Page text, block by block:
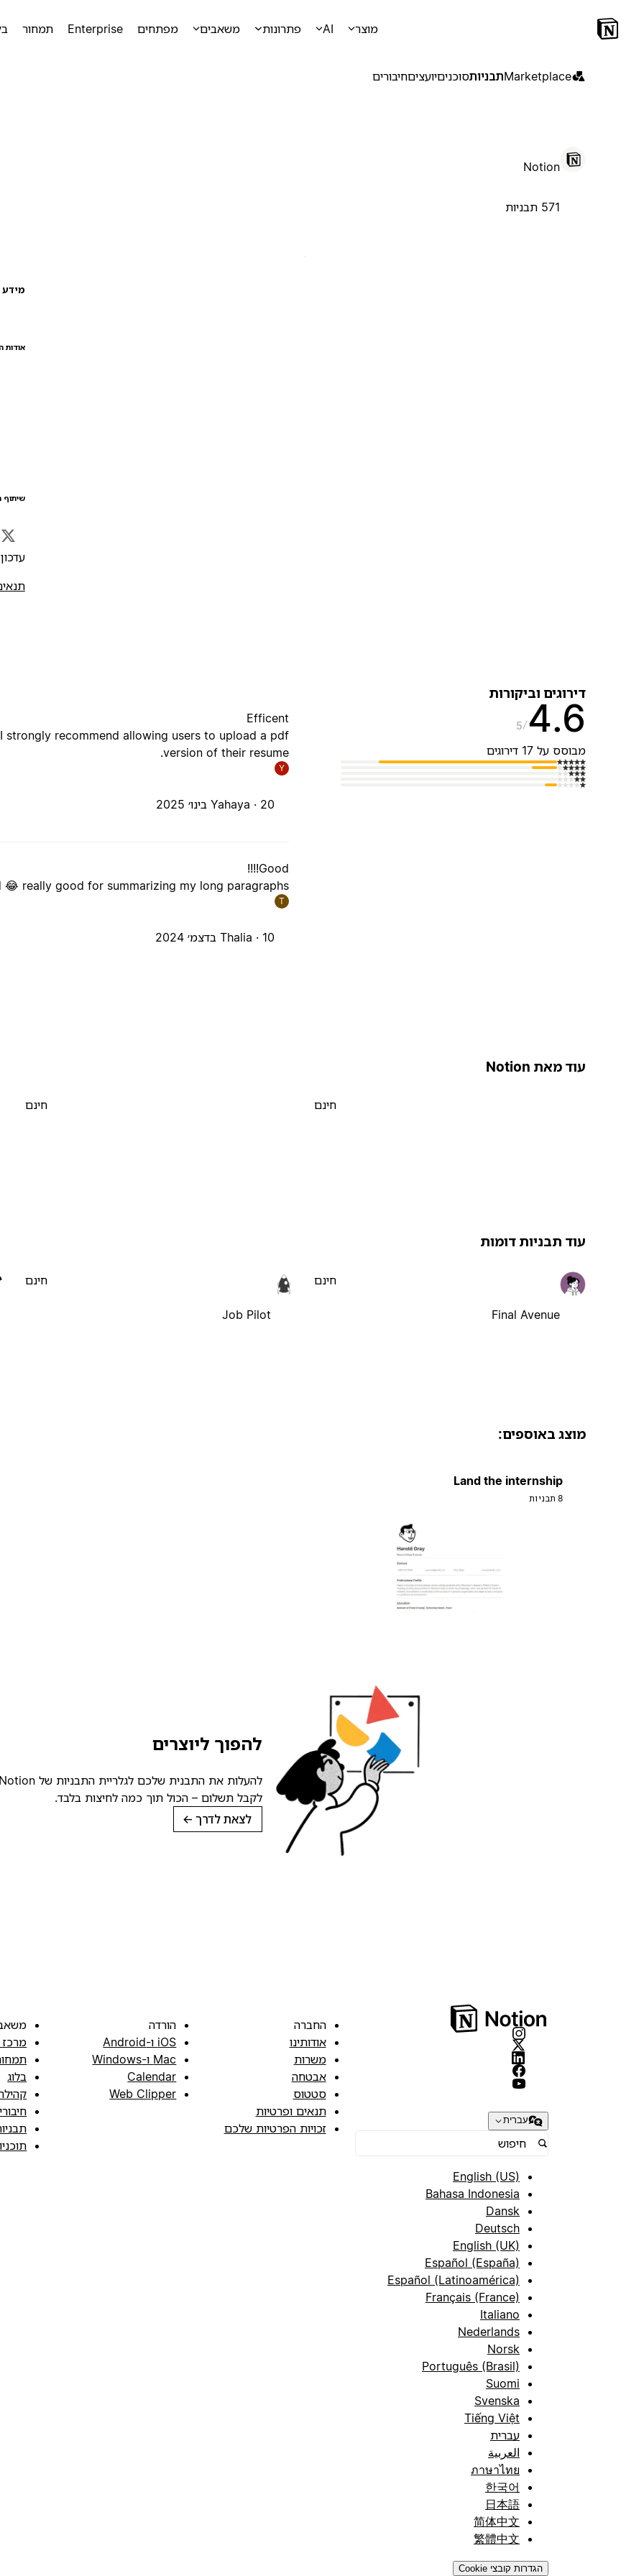
מוצר AI פתרונות משאבים מפתחים Enterprise תמחור
Marketplaceתבניותסוכניםיועציםחיבורים
Notion
571 תבניות
מידע
אודות
שיתוף
עדכון
דירוגים וביקורות
4.6
5
מבוסס על 17 דירוגים
Efficent
strongly recommend allowing users to upload a pdf
version of their resume.
Y
Yahaya · 20 בינו׳ 2025
Good!!!!
really good for summarizing my long paragraphs
T
Thalia · 10 בדצמ׳ 2024
עוד מאת Notion
חינם חינם
עוד תבניות דומות
Final Avenue
חינם
Job Pilot
חינם
מוצג באוספים:
Land the internship
8 תבניות
להפוך ליוצרים
לקבל תשלום – הכול תוך כמה לחיצות בלבד.
לצאת לדרך →
עברית
English (US)
Bahasa Indonesia
Dansk
Deutsch
English (UK)
Español (España)
Español (Latinoamérica)
Français (France)
Italiano
Nederlands
Norsk
Português (Brasil)
Suomi
Svenska
Tiếng Việt
עברית
العربية
ภาษาไทย
한국어
日本語
简体中文
繁體中文
הגדרות קובצי Cookie
החברה
אודותינו
משרות
אבטחה
סטטוס
תנאים ופרטיות
זכויות הפרטיות שלכם
הורדה
iOS ו-Android
Mac ו-Windows
Calendar
Web Clipper
מרכז
בלוג